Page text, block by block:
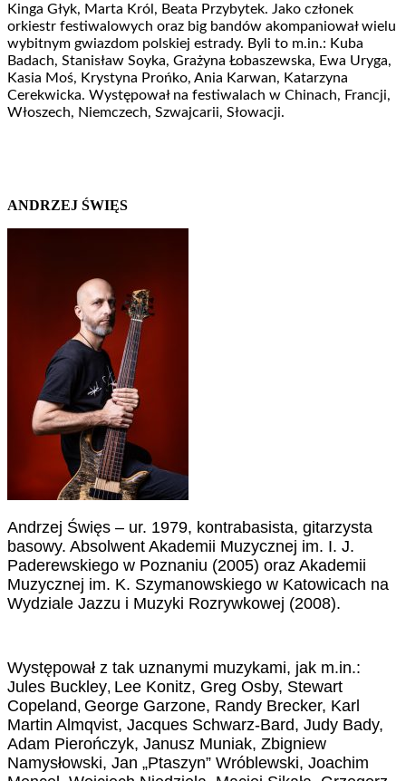
Kinga Głyk, Marta Król, Beata Przybytek. Jako członek
orkiestr festiwalowych oraz big bandów akompaniował wielu
wybitnym gwiazdom polskiej estrady. Byli to m.in.: Kuba
Badach, Stanisław Soyka, Grażyna Łobaszewska, Ewa Uryga,
Kasia Moś, Krystyna Prońko, Ania Karwan, Katarzyna
Cerekwicka. Występował na festiwalach w Chinach, Francji,
Włoszech, Niemczech, Szwajcarii, Słowacji.
ANDRZEJ ŚWIĘS
Andrzej Święs – ur. 1979, kontrabasista, gitarzysta
basowy. Absolwent Akademii Muzycznej im. I. J.
Paderewskiego w Poznaniu (2005) oraz Akademii
Muzycznej im. K. Szymanowskiego w Katowicach na
Wydziale Jazzu i Muzyki Rozrywkowej (2008).
Występował z tak uznanymi muzykami, jak m.in.:
Jules Buckley, Lee Konitz, Greg Osby, Stewart
Copeland, George Garzone, Randy Brecker, Karl
Martin Almqvist, Jacques Schwarz-Bard, Judy Bady,
Adam Pierończyk, Janusz Muniak, Zbigniew
Namysłowski, Jan „Ptaszyn” Wróblewski, Joachim